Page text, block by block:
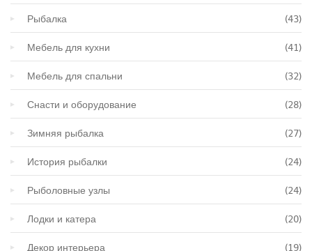
Рыбалка (43)
Мебель для кухни (41)
Мебель для спальни (32)
Снасти и оборудование (28)
Зимняя рыбалка (27)
История рыбалки (24)
Рыболовные узлы (24)
Лодки и катера (20)
Декор интерьера (19)